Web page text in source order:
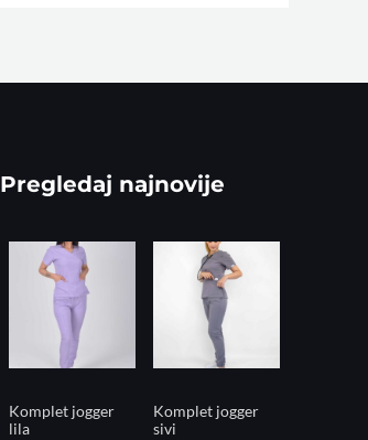
Pregledaj najnovije
Komplet jogger
lila
Komplet jogger
sivi